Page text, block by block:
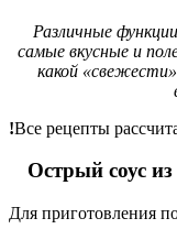
Различные
самые вкусные и
какой
!Все рецепты
Острый соус
Для приготовления